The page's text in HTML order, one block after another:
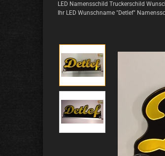
LED Namensschild Truckerschild
Ihr LED Wunschname "Detlef"